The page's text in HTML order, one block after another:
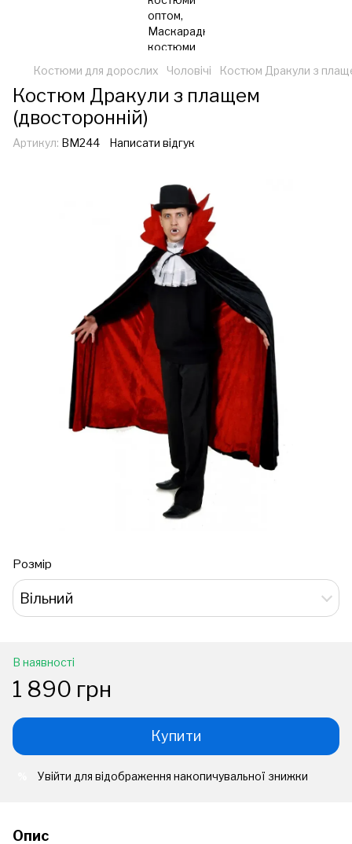
Костюми для дорослих Чоловічі Костюм Дракули з
Костюм Дракули з плащем
(двосторонній)
Артикул: ВМ244 Написати відгук
Розмір
Вільний
В наявності
1 890 грн
Купити
Увійти для відображення накопичувальної знижки
Опис